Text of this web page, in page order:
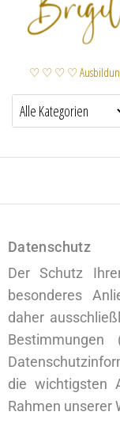
♡ ♡ ♡ ♡
Datenschutz
Der Schutz
besonderes
daher
die wichtigsten
Rahmen unserer